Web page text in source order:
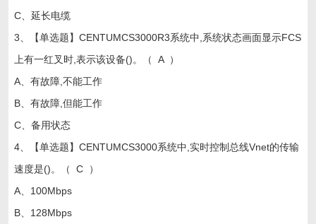
C、延长电缆
3、【单选题】CENTUMCS3000R3系统中,系统状态画面显示FCS
上有一红叉时,表示该设备()。（ A ）
A、有故障,不能工作
B、有故障,但能工作
C、备用状态
4、【单选题】CENTUMCS3000系统中,实时控制总线Vnet的传输
速度是()。（ C ）
A、100Mbps
B、128Mbps